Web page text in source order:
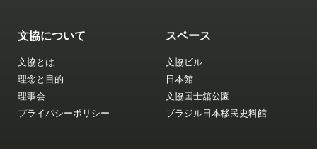
文協について
文協とは
理念と目的
理事会
プライバシーポリシー
スペース
文協ビル
日本館
文協国士舘公園
ブラジル日本移民史料館